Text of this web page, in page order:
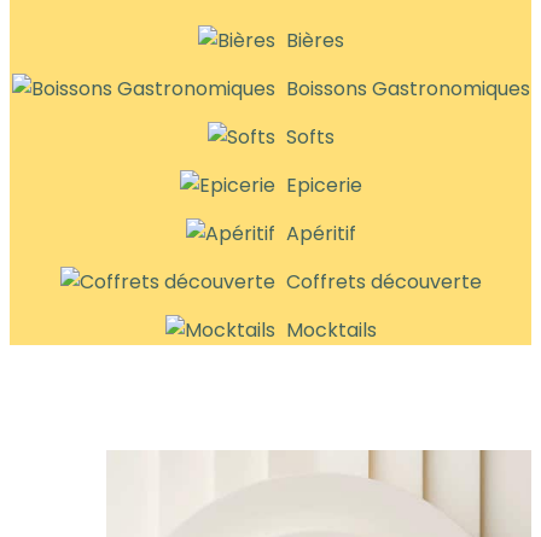
Bières
Boissons Gastronomiques
Softs
Epicerie
Apéritif
Coffrets découverte
Mocktails